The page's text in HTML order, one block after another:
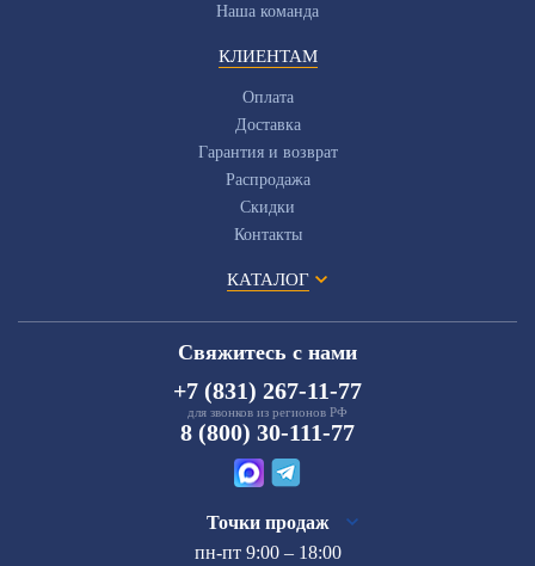
Наша команда
КЛИЕНТАМ
Оплата
Доставка
Гарантия и возврат
Распродажа
Скидки
Контакты
КАТАЛОГ
Свяжитесь с нами
+7 (831) 267-11-77
для звонков из регионов РФ
8 (800) 30-111-77
Точки продаж
пн-пт 9:00 – 18:00